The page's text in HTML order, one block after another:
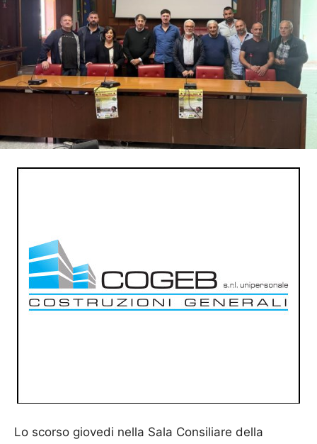
Lo scorso giovedi nella Sala Consiliare della